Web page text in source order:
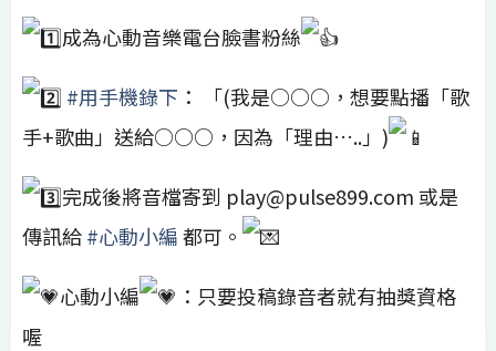
成為心動音樂電台臉書粉絲
#用手機錄下 ： 「(我是○○○，想要點播「歌
手+歌曲」送給○○○，因為「理由…..」)
完成後將音檔寄到 play@pulse899.com 或是
傳訊給#心動小編都可。
心動小編
：只要投稿錄音者就有抽獎資格
喔